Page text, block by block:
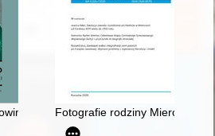
się tym zająć!" - kwestie
Fotografie rodziny Mierów i